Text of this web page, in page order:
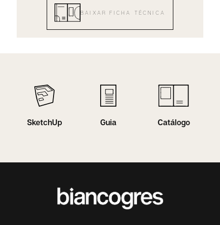
BAIXAR FICHA TÉCNICA
SketchUp Guia Catálogo